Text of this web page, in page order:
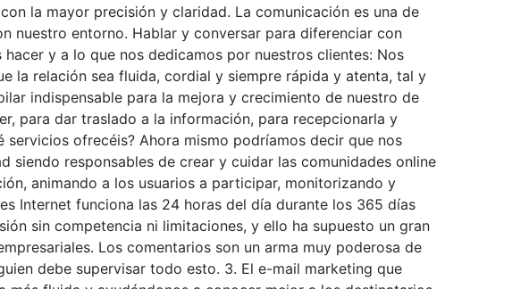
la mayor precisión y claridad. La comunicación es una de
nuestro entorno. Hablar y conversar para diferenciar con
y a lo que nos dedicamos por nuestros clientes: Nos
la relación sea fluida, cordial y siempre rápida y atenta, tal y
indispensable para la mejora y crecimiento de nuestro de
para dar traslado a la información, para recepcionarla y
ofrecéis? Ahora mismo podríamos decir que nos
siendo responsables de crear y cuidar las comunidades online
animando a los usuarios a participar, monitorizando y
Internet funciona las 24 horas del día durante los 365 días
sin competencia ni limitaciones, y ello ha supuesto un gran
Los comentarios son un arma muy poderosa de
debe supervisar todo esto. 3. El e-mail marketing que